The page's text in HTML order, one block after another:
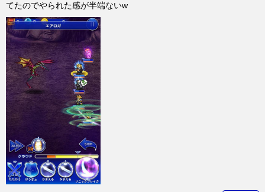
てたのでやられた感が半端ないw